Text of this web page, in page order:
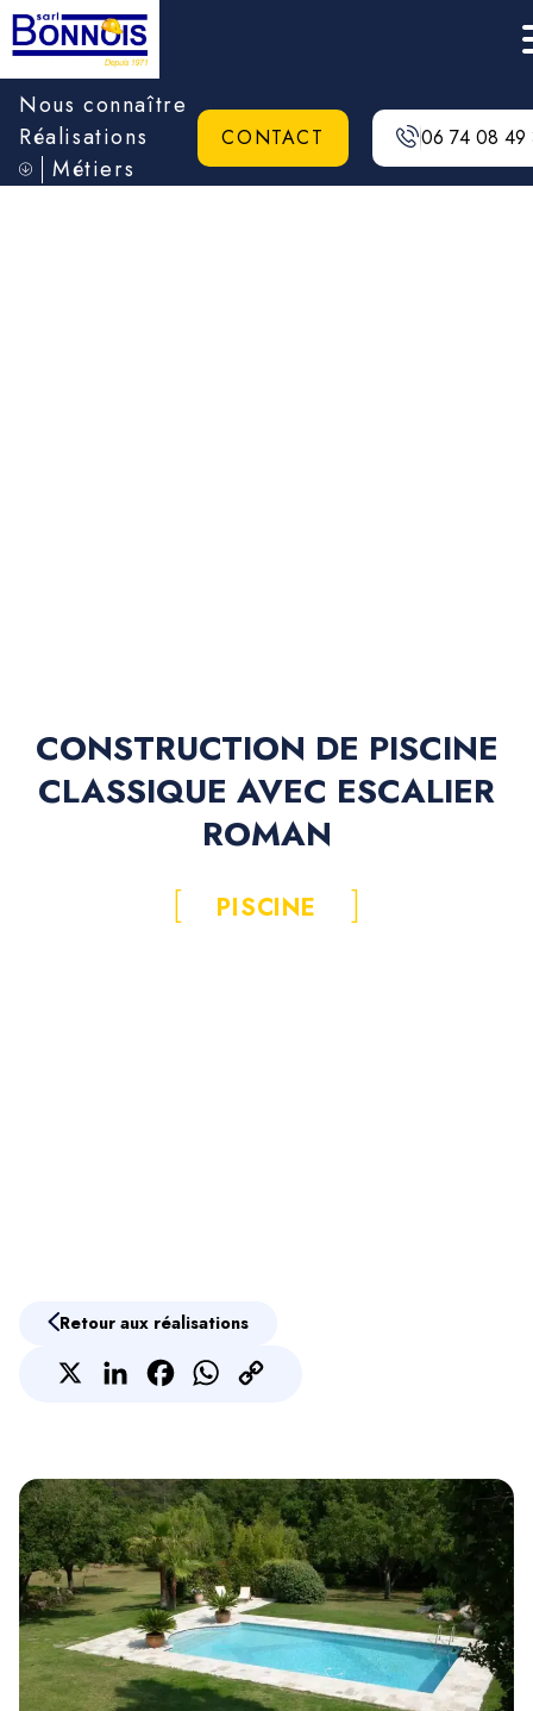
Nous connaître
Réalisations
Métiers
CONTACT 06 74 08 49
CONSTRUCTION DE PISCINE
CLASSIQUE AVEC ESCALIER
ROMAN
PISCINE
Retour aux réalisations
LinkedInFacebookContactez-nous via WhatsApp